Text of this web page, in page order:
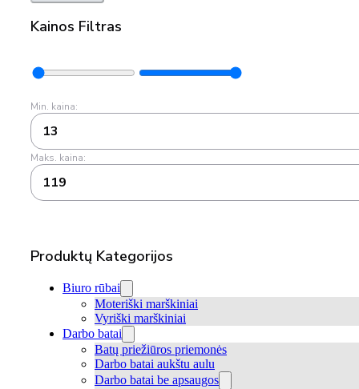
Kainos Filtras
Min. kaina:
13
Maks. kaina:
119
Produktų Kategorijos
Biuro rūbai
Moteriški marškiniai
Vyriški marškiniai
Darbo batai
Batų priežiūros priemonės
Darbo batai aukštu aulu
Darbo batai be apsaugos